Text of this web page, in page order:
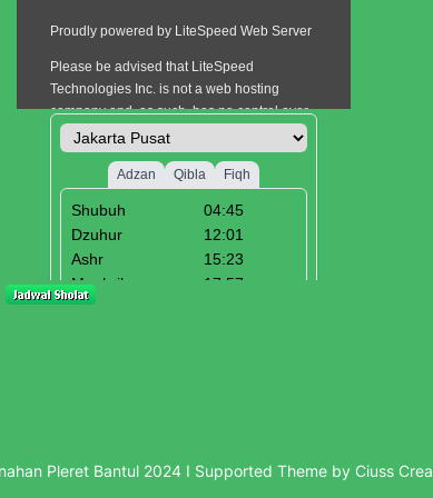
Pleret Bantul 2024 I Supported Theme by Ciuss